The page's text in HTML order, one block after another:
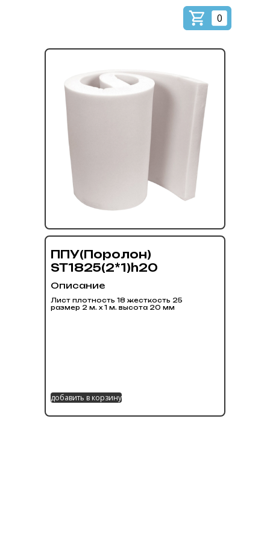
0
ППУ(Поролон)
ST1825(2*1)h20
Описание
Лист плотность 18 жесткость 25
размер 2 м. х 1 м. высота 20 мм
добавить в корзину